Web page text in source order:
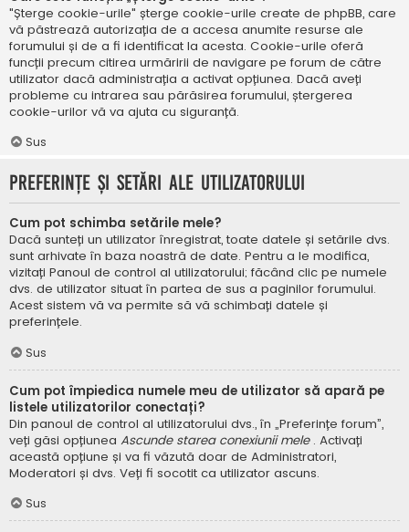
"Șterge cookie-urile" șterge cookie-urile create de phpBB, care
vă păstrează autorizația de a accesa anumite resurse ale
forumului și de a fi identificat la acesta. Cookie-urile oferă
funcții precum citirea urmăririi de navigare pe forum de către
utilizator dacă administrația a activat opțiunea. Dacă aveți
probleme cu intrarea sau părăsirea forumului, ștergerea
cookie-urilor vă va ajuta cu siguranță.
Sus
Preferințe și setări ale utilizatorului
Cum pot schimba setările mele?
Dacă sunteți un utilizator înregistrat, toate datele și setările dvs.
sunt arhivate în baza noastră de date. Pentru a le modifica,
vizitați Panoul de control al utilizatorului; făcând clic pe numele
dvs. de utilizator situat în partea de sus a paginilor forumului.
Acest sistem vă va permite să vă schimbați datele și
preferințele.
Sus
Cum pot împiedica numele meu de utilizator să apară pe
listele utilizatorilor conectați?
Din panoul de control al utilizatorului dvs., în „Preferințe forum”,
veți găsi opțiunea Ascunde starea conexiunii mele . Activați
această opțiune și va fi văzută doar de Administratori,
Moderatori și dvs. Veți fi socotit ca utilizator ascuns.
Sus